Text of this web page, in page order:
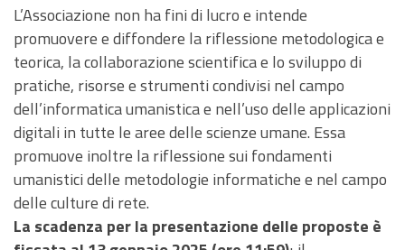
L’Associazione non ha fini di lucro e intende
promuovere e diffondere la riflessione metodologica e
teorica, la collaborazione scientifica e lo sviluppo di
pratiche, risorse e strumenti condivisi nel campo
dell’informatica umanistica e nell’uso delle applicazioni
digitali in tutte le aree delle scienze umane. Essa
promuove inoltre la riflessione sui fondamenti
umanistici delle metodologie informatiche e nel campo
delle culture di rete.
La scadenza per la presentazione delle proposte è